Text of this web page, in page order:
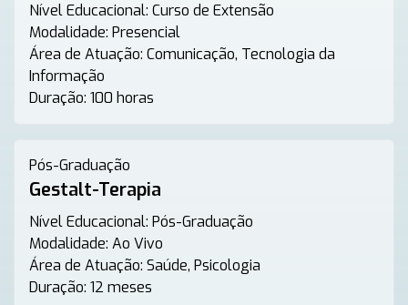
Nível Educacional: Curso de Extensão
Modalidade: Presencial
Área de Atuação: Comunicação, Tecnologia da
Informação
Duração: 100 horas
Pós-Graduação
Gestalt-Terapia
Nível Educacional: Pós-Graduação
Modalidade: Ao Vivo
Área de Atuação: Saúde, Psicologia
Duração: 12 meses